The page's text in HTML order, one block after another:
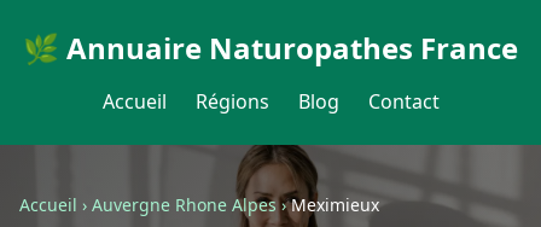
🌿 Annuaire Naturopathes France
Accueil Régions Blog Contact
Accueil › Auvergne Rhone Alpes›Meximieux